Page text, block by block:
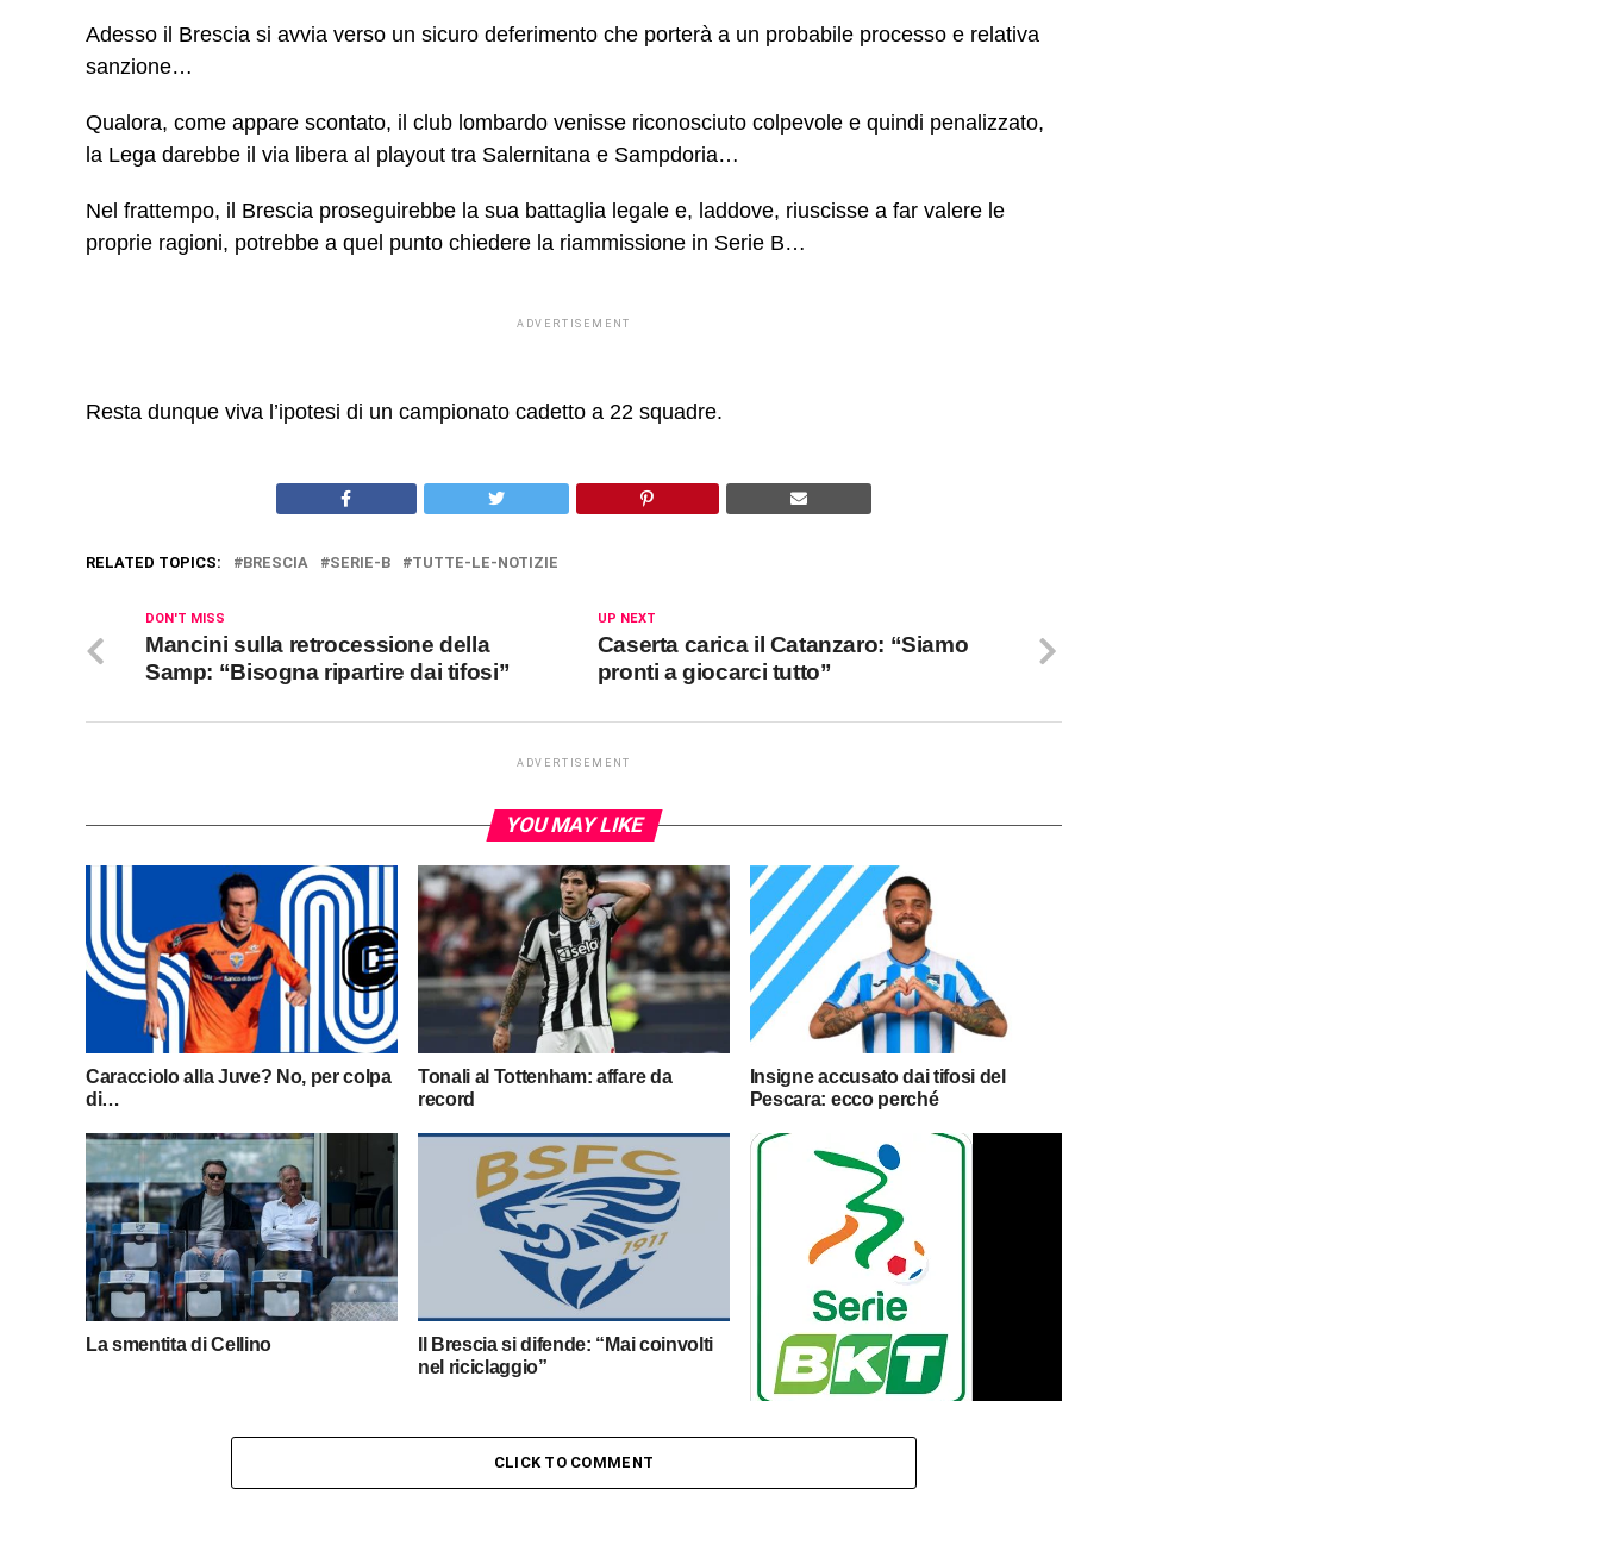
Adesso il Brescia si avvia verso un sicuro deferimento che porterà a un probabile processo e relativa
sanzione…
Qualora, come appare scontato, il club lombardo venisse riconosciuto colpevole e quindi penalizzato,
la Lega darebbe il via libera al playout tra Salernitana e Sampdoria…
Nel frattempo, il Brescia proseguirebbe la sua battaglia legale e, laddove, riuscisse a far valere le
proprie ragioni, potrebbe a quel punto chiedere la riammissione in Serie B…
ADVERTISEMENT
Resta dunque viva l’ipotesi di un campionato cadetto a 22 squadre.
RELATED TOPICS: BRESCIA SERIE-B TUTTE-LE-NOTIZIE
UP NEXT
Caserta carica il Catanzaro: “Siamo
pronti a giocarci tutto”
DON'T MISS
Mancini sulla retrocessione della
Samp: “Bisogna ripartire dai tifosi”
ADVERTISEMENT
YOU MAY LIKE
Caracciolo alla Juve? No, per colpa
di…
Tonali al Tottenham: affare da
record
Insigne accusato dai tifosi del
Pescara: ecco perché
La smentita di Cellino
Il Brescia si difende: “Mai coinvolti
nel riciclaggio”
Brescia: il comunicato della curva
CLICK TO COMMENT